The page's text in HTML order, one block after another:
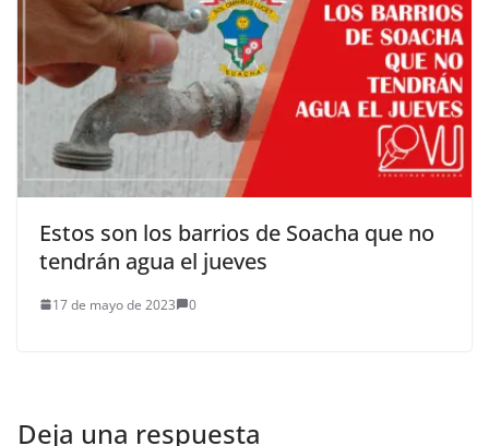
Estos son los barrios de Soacha que no
tendrán agua el jueves
17 de mayo de 2023 0
Deja una respuesta